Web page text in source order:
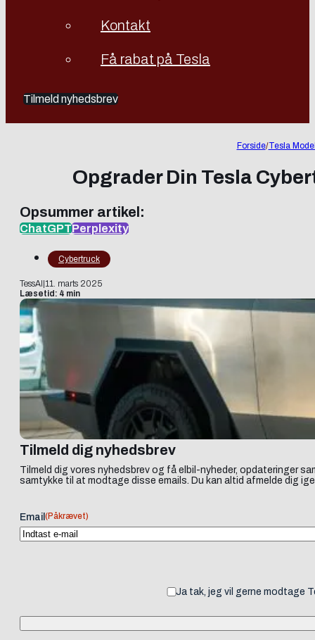
Kontakt
Få rabat på Tesla
Tilmeld nyhedsbrev
Forside/Tesla
Opgrader Din Tesla
Opsummer artikel:
ChatGPTPerplexity
Cybertruck
TessAI 11. marts 2025
Læsetid: 4 min
Tilmeld dig nyhedsbrev
Tilmeld dig vores nyhedsbrev og få elbil-nyheder, opdateringer
samtykke til at modtage disse emails. Du kan altid afmelde dig
Email (Påkrævet)
Ja tak, jeg vil gerne modtage